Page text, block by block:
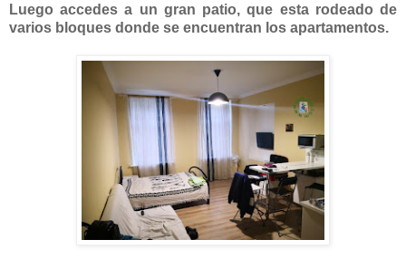
Luego accedes a un gran patio, que esta rodeado de
varios bloques donde se encuentran los apartamentos.